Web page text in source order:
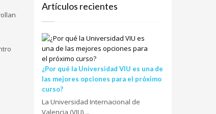
Artículos recientes
¿Por qué la Universidad VIU es una de
las mejores opciones para el próximo
curso?
La Universidad Internacional de
Valencia (VIU) ...